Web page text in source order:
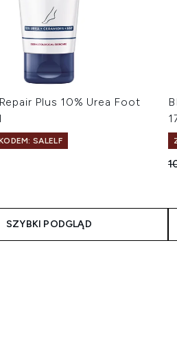
Plus 10% Urea Foot
SALELF
SZYBKI PODGLĄD